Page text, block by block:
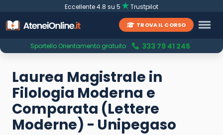
Eccellente 4.8 su 5 Trustpilot
TROVA IL CORSO
Sportello Orientamento gratuito 333 79 41 245
Laurea Magistrale in
Filologia Moderna e
Comparata (Lettere
Moderne) - Unipegaso